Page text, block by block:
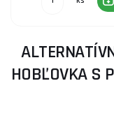
HOBĽOVKA S